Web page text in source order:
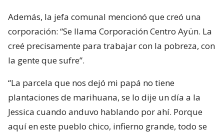
Además, la jefa comunal mencionó que creó una
corporación: “Se llama Corporación Centro Ayün. La
creé precisamente para trabajar con la pobreza, con
la gente que sufre”.
“La parcela que nos dejó mi papá no tiene
plantaciones de marihuana, se lo dije un día a la
Jessica cuando anduvo hablando por ahí. Porque
aquí en este pueblo chico, infierno grande, todo se